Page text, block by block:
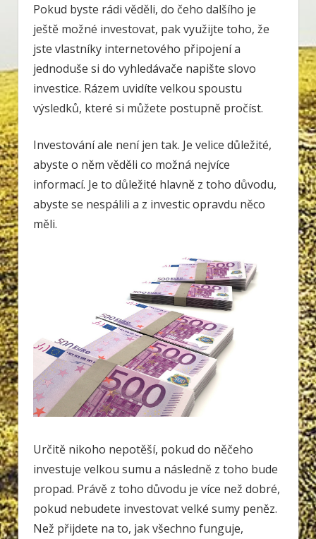
Pokud byste rádi věděli, do čeho dalšího je
ještě možné investovat, pak využijte toho, že
jste vlastníky internetového připojení a
jednoduše si do vyhledávače napište slovo
investice. Rázem uvidíte velkou spoustu
výsledků, které si můžete postupně pročíst.
Investování ale není jen tak. Je velice důležité,
abyste o něm věděli co možná nejvíce
informací. Je to důležité hlavně z toho důvodu,
abyste se nespálili a z investic opravdu něco
měli.
Určitě nikoho nepotěší, pokud do něčeho
investuje velkou sumu a následně z toho bude
propad. Právě z toho důvodu je více než dobré,
pokud nebudete investovat velké sumy peněz.
Než přijdete na to, jak všechno funguje,